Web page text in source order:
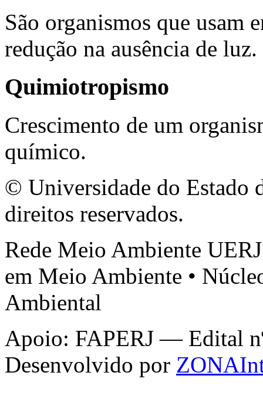
São organismos que usam
redução na ausência de luz.
Quimiotropismo
Crescimento de um
químico.
© Universidade do Estado
direitos reservados.
Rede Meio Ambiente
em Meio Ambiente •
Ambiental
Apoio: FAPERJ — Edital
Desenvolvido por